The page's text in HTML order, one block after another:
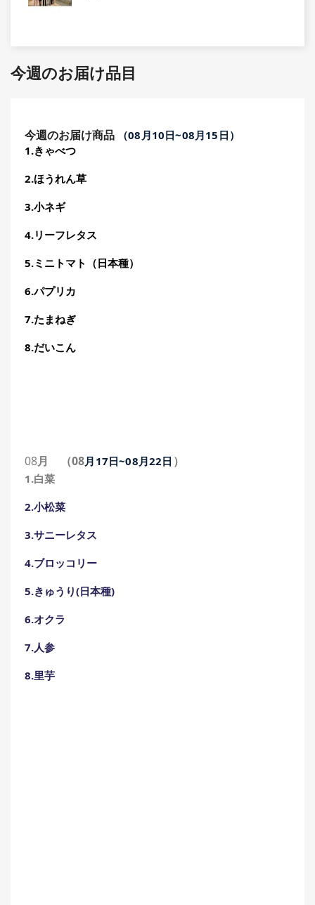
今週のお届け品目
今週のお届け商品 （08 月10日~08月15 日 ）
1.きゃべつ
2.ほうれん草
3.小ネギ
4.リーフレタス
5.ミニトマト（日本種）
6.パプリカ
7.たまねぎ
8.だいこん
08月 （08月17日~08月22日 ）
1.白菜
2.小松菜
3.サニーレタス
4.ブロッコリー
5.きゅうり(日本種)
6.オクラ
7.人参
8.里芋